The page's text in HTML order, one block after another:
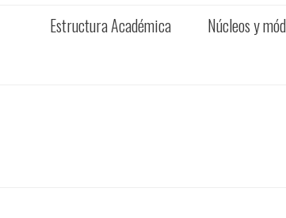
Estructura Académica Núcleos y